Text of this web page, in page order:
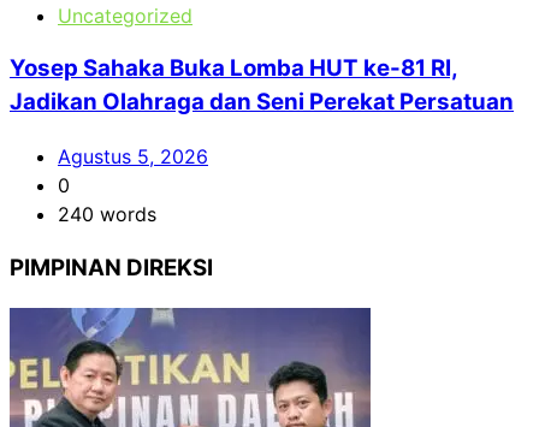
Uncategorized
Yosep Sahaka Buka Lomba HUT ke-81 RI,
Jadikan Olahraga dan Seni Perekat Persatuan
Agustus 5, 2026
0
240 words
PIMPINAN DIREKSI